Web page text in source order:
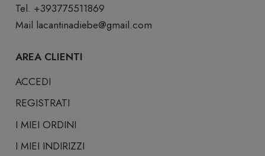
Tel. +393775511869
Mail lacantinadiebe@gmail.com
AREA CLIENTI
ACCEDI
REGISTRATI
I MIEI ORDINI
I MIEI INDIRIZZI